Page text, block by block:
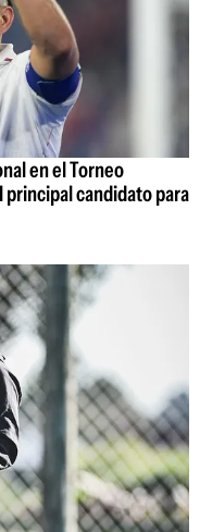
en el Torneo
principal candidato para